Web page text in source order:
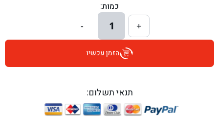
בן גל - הרצל 6, גדרה - גדרה
בן גל - שדרות דוד בן גוריון 8, באר שבע - באר שבע
בן גל - היובלים 26, הוד השרון - הוד השרון
כמות:
+
1
-
הזמן עכשיו
תנאי תשלום: